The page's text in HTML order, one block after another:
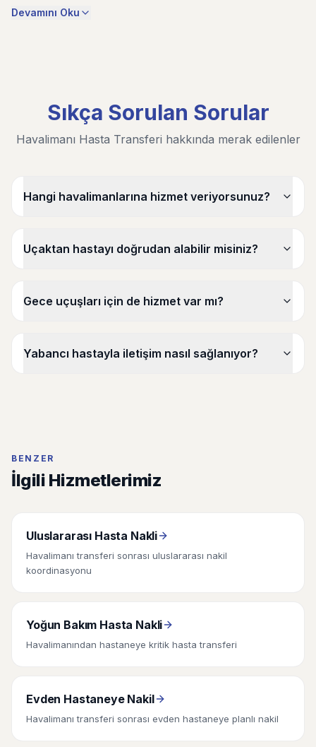
Devamını Oku
Sıkça Sorulan Sorular
Havalimanı Hasta Transferi hakkında merak edilenler
Hangi havalimanlarına hizmet veriyorsunuz?
Uçaktan hastayı doğrudan alabilir misiniz?
Gece uçuşları için de hizmet var mı?
Yabancı hastayla iletişim nasıl sağlanıyor?
BENZER
İlgili Hizmetlerimiz
Uluslararası Hasta Nakli
Havalimanı transferi sonrası uluslararası nakil
koordinasyonu
Yoğun Bakım Hasta Nakli
Havalimanından hastaneye kritik hasta transferi
Evden Hastaneye Nakil
Havalimanı transferi sonrası evden hastaneye planlı nakil